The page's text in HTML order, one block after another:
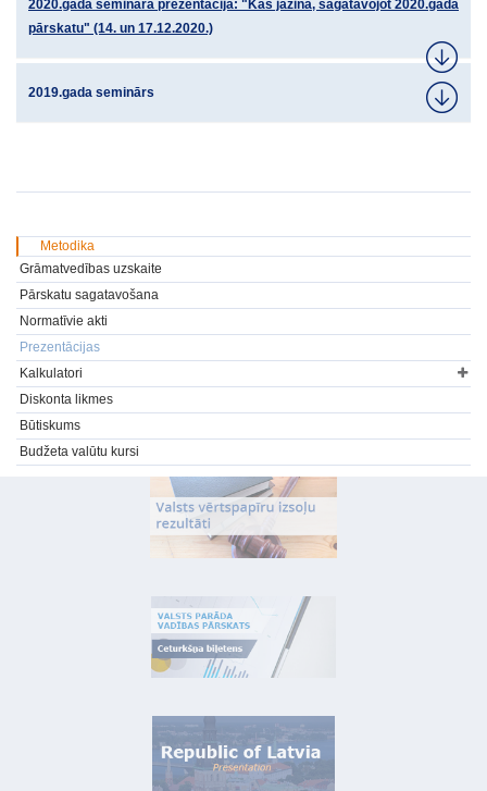
2020.gada semināra prezentācija: "Kas jāzina, sagatavojot 2020.gada
pārskatu" (14. un 17.12.2020.)
2019.gada seminārs
Metodika
Grāmatvedības uzskaite
Pārskatu sagatavošana
Normatīvie akti
Prezentācijas
Kalkulatori
Diskonta likmes
Būtiskums
Budžeta valūtu kursi